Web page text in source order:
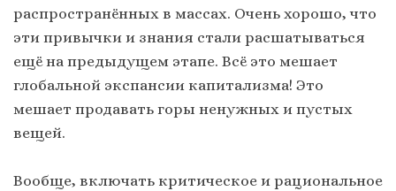
распространённых в массах. Очень хорошо, что
эти привычки и знания стали расшатываться
ещё на предыдущем этапе. Всё это мешает
глобальной экспансии капитализма! Это
мешает продавать горы ненужных и пустых
вещей.
Вообще, включать критическое и рациональное